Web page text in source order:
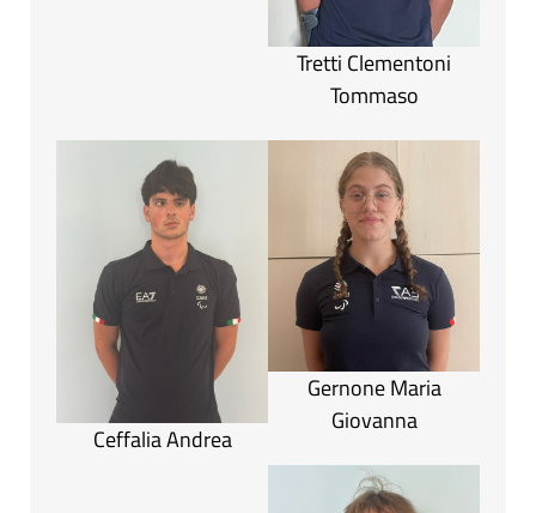
Tretti Clementoni
Tommaso
Ceffalia Andrea
Gernone Maria
Giovanna